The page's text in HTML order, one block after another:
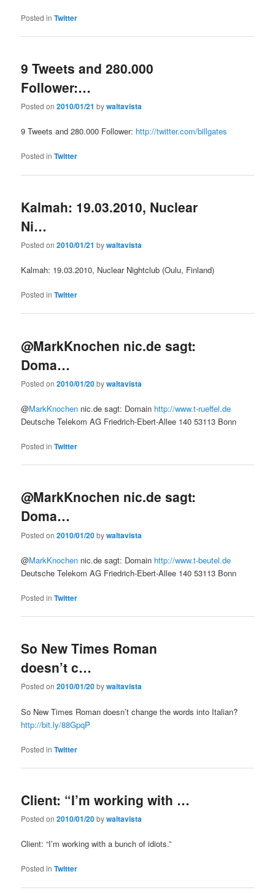
Posted in Twitter
9 Tweets and 280.000
Follower:…
Posted on2010/01/21 bywaltavista
9 Tweets and 280.000 Follower: http://twitter.com/billgates
Posted in Twitter
Kalmah: 19.03.2010, Nuclear
Ni…
Posted on2010/01/21 bywaltavista
Kalmah: 19.03.2010, Nuclear Nightclub (Oulu, Finland)
Posted in Twitter
@MarkKnochen nic.de sagt:
Doma…
Posted on2010/01/20bywaltavista
@MarkKnochen nic.de sagt: Domain http://www.t-rueffel.de
Deutsche Telekom AG Friedrich-Ebert-Allee 140 53113 Bonn
Posted in Twitter
@MarkKnochen nic.de sagt:
Doma…
Posted on2010/01/20bywaltavista
@MarkKnochen nic.de sagt: Domain http://www.t-beutel.de
Deutsche Telekom AG Friedrich-Ebert-Allee 140 53113 Bonn
Posted in Twitter
So New Times Roman
doesn’t c…
Posted on2010/01/20bywaltavista
So New Times Roman doesn’t change the words into Italian?
http://bit.ly/88GpqP
Posted in Twitter
Client: “I’m working with …
Posted on2010/01/20bywaltavista
Client: “I’m working with a bunch of idiots.”
Posted in Twitter